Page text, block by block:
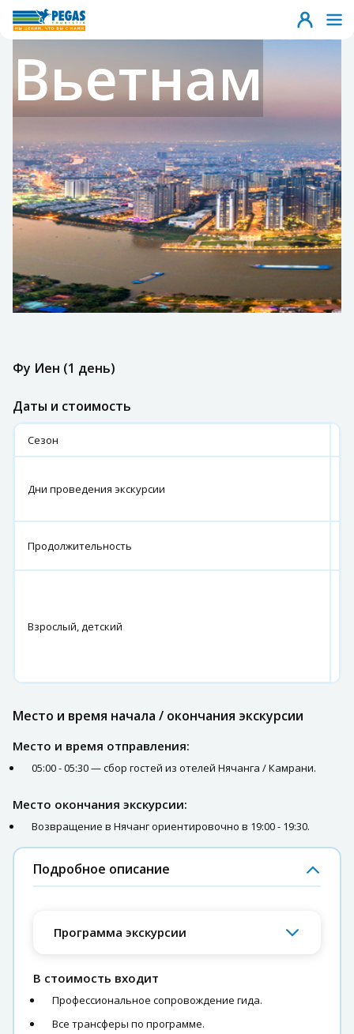
Вьетнам
Фу Иен (1 день)
Даты и стоимость
Сезон
Дни проведения экскурсии
Продолжительность
Взрослый, детский
Место и время начала / окончания экскурсии
Место и время отправления:
05:00 - 05:30 — сбор гостей из отелей Нячанга / Камрани.
Место окончания экскурсии:
Возвращение в Нячанг ориентировочно в 19:00 - 19:30.
Подробное описание
Программа экскурсии
В стоимость входит
Профессиональное сопровождение гида.
Все трансферы по программе.